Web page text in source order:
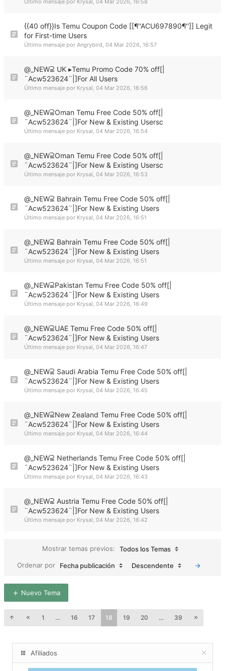
Último mensaje por Krysal , 04 Mar 2026, 16:58
{{40 off}}Is Temu Coupon Code [[¶''ACU697890¶'']] Legit
for First-time Users
Último mensaje por Angrybird, 04 Mar 2026, 16:57
@_NEW⫆ UK ▸Temu Promo Code 70% off[|
¨Acw523624¨|]For All Users
Último mensaje por Krysal, 04 Mar 2026, 16:56
@_NEW⫆Oman Temu Free Code 50% off[|
¨Acw523624¨|]For New & Existing Usersc
Último mensaje por Krysal, 04 Mar 2026, 16:54
@_NEW⫆Oman Temu Free Code 50% off[|
¨Acw523624¨|]For New & Existing Usersc
Último mensaje por Krysal, 04 Mar 2026, 16:53
@_NEW⫆ Bahrain Temu Free Code 50% off[|
¨Acw523624¨|]For New & Existing Users
Último mensaje por Krysal, 04 Mar 2026, 16:51
@_NEW⫆ Bahrain Temu Free Code 50% off[|
¨Acw523624¨|]For New & Existing Users
Último mensaje por Krysal, 04 Mar 2026, 16:51
@_NEW⫆Pakistan Temu Free Code 50% off[|
¨Acw523624¨|]For New & Existing Users
Último mensaje por Krysal, 04 Mar 2026, 16:49
@_NEW⫆UAE Temu Free Code 50% off[|
¨Acw523624¨|]For New & Existing Users
Último mensaje por Krysal, 04 Mar 2026, 16:47
@_NEW⫆ Saudi Arabia Temu Free Code 50% off[|
¨Acw523624¨|]For New & Existing Users
Último mensaje por Krysal, 04 Mar 2026, 16:45
@_NEW⫆New Zealand Temu Free Code 50% off[|
¨Acw523624¨|]For New & Existing Users
Último mensaje por Krysal, 04 Mar 2026, 16:44
@_NEW⫆ Netherlands Temu Free Code 50% off[|
¨Acw523624¨|]For New & Existing Users
Último mensaje por Krysal, 04 Mar 2026, 16:43
@_NEW⫆ Austria Temu Free Code 50% off[|
¨Acw523624¨|]For New & Existing Users
Último mensaje por Krysal, 04 Mar 2026, 16:42
Mostrar temas previos:
Todos los Temas
Ordenar por
Fecha publicación Descendente
Nuevo Tema
1 … 16 17 18 19 20 … 39
Afiliados